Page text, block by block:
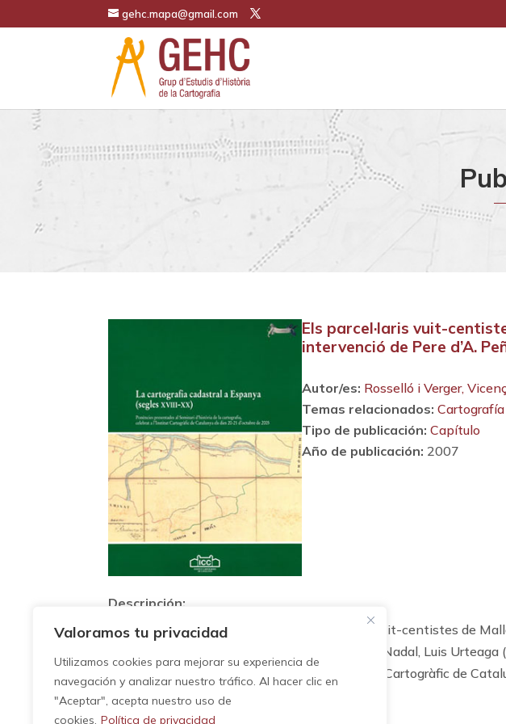
Valoramos tu privacidad
Utilizamos cookies para mejorar su experiencia de
navegación y analizar nuestro tráfico. Al hacer clic en
"Aceptar", acepta nuestro uso de
cookies. Política de privacidad
gehc.mapa@gmail.com
Els parcel·laris vuit-
intervenció de Pere d’A.
Autor/es: Rosselló i Verger,
Temas relacionados:
Tipo de publicación: Capítulo
Año de publicación: 2007
Descripción:
ROSSELLÓ, Vicenç M. (2007): Els parcel·laris vuit-centistes de
Pere d’A. Peña, en Carme Montaner, Francesc Nadal, Luis Urteaga
Espanya (segles XVIII-XX)
, Barcelona, Institut Cartogràfic de